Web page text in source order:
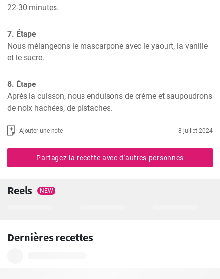
22-30 minutes.
7. Étape
Nous mélangeons le mascarpone avec le yaourt, la vanille
et le sucre.
8. Étape
Après la cuisson, nous enduisons de crème et saupoudrons
de noix hachées, de pistaches.
Ajouter une note 8 juillet 2024
Partagez la recette avec d'autres personnes
Reels NEW
Dernières recettes